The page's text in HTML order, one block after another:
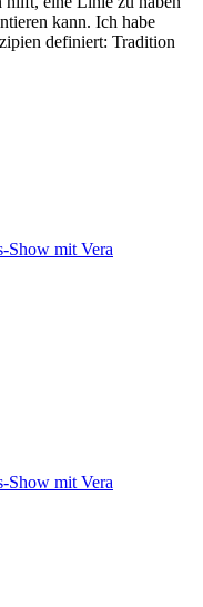
kann. Ich habe
definiert: Tradition
Show mit Vera
Show mit Vera